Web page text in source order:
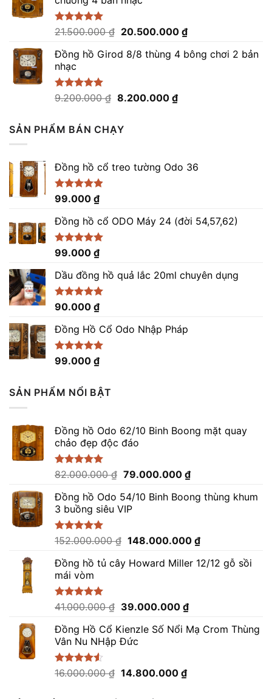
5
sao
8.300.000 ₫.
Được xếp
5 sao
21.500.000₫ Giá
là:
20.500.000 ₫Giá
tại
Đồng hồ Girod 8/8 thùng 4 bông chơi 2 bản
nhạc
Được xếp
9.200.000₫ Giá
9.200.000 ₫.
8.200.000 ₫Giá
SẢN PHẨM BÁN CHẠY
Đồng hồ cổ treo tường Odo 36
Được xếp
4.86
5 sao
99.000 ₫
Đồng hồ cổ ODO Máy 24 (đời 54,57,62)
Được xếp
5.00
5 sao
99.000 ₫
Dầu đồng hồ quả lắc 20ml chuyên dụng
Được xếp
5.00
5 sao
90.000 ₫
Đồng Hồ Cổ Odo Nhập Pháp
Được xếp
4.96
99.000 ₫
SẢN PHẨM NỔI BẬT
Đồng hồ Odo 62/10 Binh Boong mặt quay
chảo đẹp độc đáo
Được xếp
5 sao
82.000.000₫ Giá
là:
82.000.000 ₫.
79.000.000 ₫Giá
tại
Đồng hồ Odo 54/10 Binh Boong thùng khum
3 buồng siêu VIP
Được xếp
5 sao
152.000.000₫ Giá
là:
148.000.000 ₫Giá
tại
Đồng hồ tủ cây Howard Miller 12/12 gỗ sồi
mái vòm
Được xếp
5 sao
41.000.000₫ Giá
là:
41.000.000 ₫.
39.000.000 ₫Giá
tại
Đồng Hồ Cổ Kienzle Số Nổi Mạ Crom Thùng
Vân Nu NHập Đức
Được xếp
16.000.000₫ Giá
14.800.000 ₫Giá